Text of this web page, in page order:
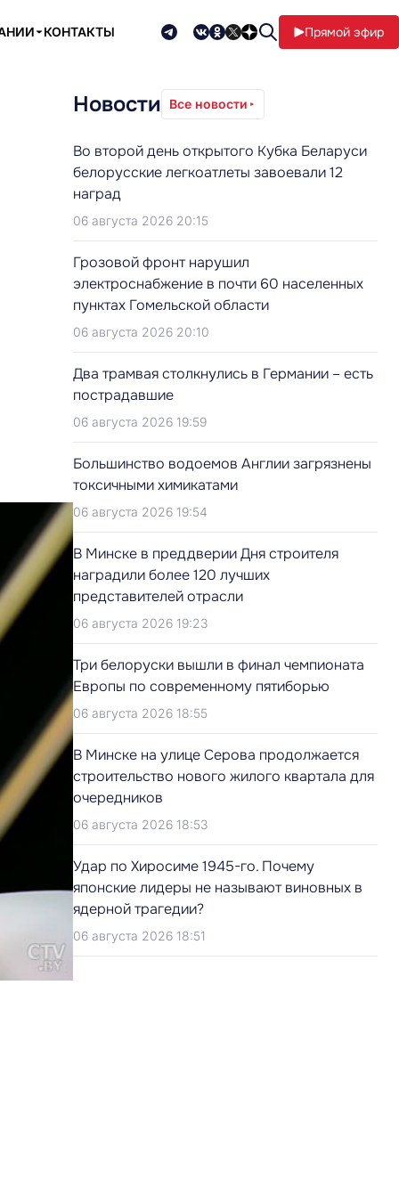
КОНТАКТЫ Прямой эфир
Новости Все новости
Во второй день открытого Кубка Беларуси
белорусские легкоатлеты завоевали 12
наград
06 августа 2026 20:15
Грозовой фронт нарушил
электроснабжение в почти 60 населенных
пунктах Гомельской области
06 августа 2026 20:10
Два трамвая столкнулись в Германии – есть
пострадавшие
06 августа 2026 19:59
Большинство водоемов Англии загрязнены
токсичными химикатами
06 августа 2026 19:54
В Минске в преддверии Дня строителя
наградили более 120 лучших
представителей отрасли
06 августа 2026 19:23
Три белоруски вышли в финал чемпионата
Европы по современному пятиборью
06 августа 2026 18:55
В Минске на улице Серова продолжается
строительство нового жилого квартала для
очередников
06 августа 2026 18:53
Удар по Хиросиме 1945-го. Почему
японские лидеры не называют виновных в
ядерной трагедии?
06 августа 2026 18:51